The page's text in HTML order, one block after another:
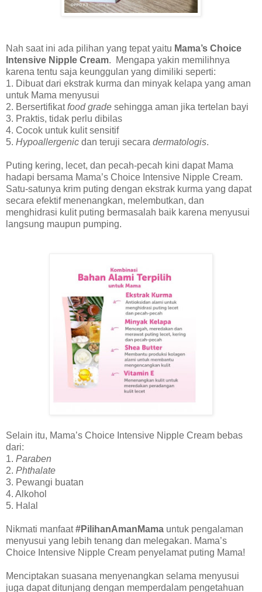
Nah saat ini ada pilihan yang tepat yaitu Mama’s Choice
Intensive Nipple Cream. Mengapa yakin memilihnya
karena tentu saja keunggulan yang dimiliki seperti:
1. Dibuat dari ekstrak kurma dan minyak kelapa yang aman
untuk Mama menyusui
2. Bersertifikatfood grade sehingga aman jika tertelan bayi
3. Praktis, tidak perlu dibilas
4. Cocok untuk kulit sensitif
5. Hypoallergenic dan teruji secara dermatologis.
Puting kering, lecet, dan pecah-pecah kini dapat Mama
hadapi bersama Mama’s Choice Intensive Nipple Cream.
Satu-satunya krim puting dengan ekstrak kurma yang dapat
secara efektif menenangkan, melembutkan, dan
menghidrasi kulit puting bermasalah baik karena menyusui
langsung maupun pumping.
Selain itu, Mama’s Choice Intensive Nipple Cream bebas
dari:
1. Paraben
2. Phthalate
3. Pewangi buatan
4. Alkohol
5. Halal
Nikmati manfaat#PilihanAmanMama untuk pengalaman
menyusui yang lebih tenang dan melegakan. Mama’s
Choice Intensive Nipple Cream penyelamat puting Mama!
Menciptakan suasana menyenangkan selama menyusui
juga dapat ditunjang dengan memperdalam pengetahuan